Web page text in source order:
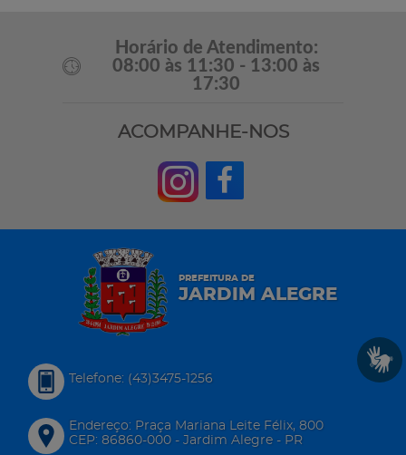
Horário de Atendimento:
08:00 às 11:30 - 13:00 às
17:30
ACOMPANHE-NOS
PREFEITURA DE
JARDIM ALEGRE
Telefone: (43)3475-1256
Endereço: Praça Mariana Leite Félix, 800
CEP: 86860-000 - Jardim Alegre - PR